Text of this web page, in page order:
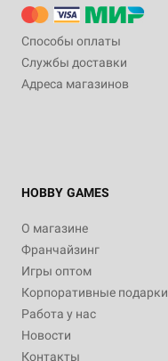
Способы оплаты
Службы доставки
Адреса магазинов
HOBBY GAMES
О магазине
Франчайзинг
Игры оптом
Корпоративные подарки
Работа у нас
Новости
Контакты